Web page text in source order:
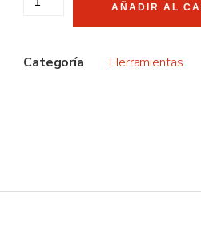
AÑADIR AL
Categoría Herramientas